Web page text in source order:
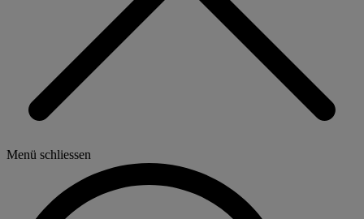
Menü schliessen